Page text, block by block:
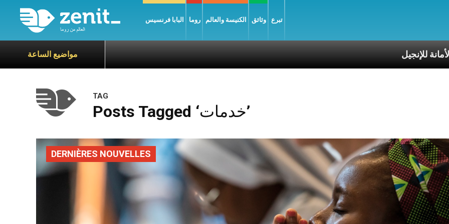
البابا فرنسيس روما الكنيسة والعالم وثائق تبرع
مواضيع الساعة
TAG
Posts Tagged ‘خدمات’
DERNIÈRES NOUVELLES